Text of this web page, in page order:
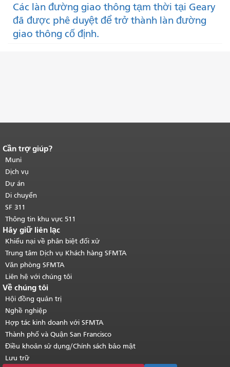
Các làn đường giao thông tạm thời tại Geary
đã được phê duyệt để trở thành làn đường
giao thông cố định.
Kết thúc nội dung trang.
của trang này được lặp lại trên mọi
trang.Quay lại đầu trang nội dung
chính.
Cần trợ giúp?
Muni
Dịch vụ
Dự án
Di chuyển
SF 311
Thông tin khu vực 511
Hãy giữ liên lạc
Khiếu nại về phân biệt đối xử
Trung tâm Dịch vụ Khách hàng SFMTA
Văn phòng SFMTA
Liên hệ với chúng tôi
Về chúng tôi
Hội đồng quản trị
Nghề nghiệp
Hợp tác kinh doanh với SFMTA
Thành phố và Quận San Francisco
Điều khoản sử dụng/Chính sách bảo mật
Lưu trữ